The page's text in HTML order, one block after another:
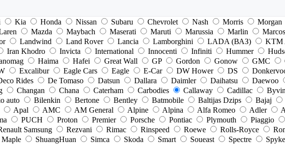
Kia Honda Nissan Subaru Chevrolet Nash Morris Morgan
Mazda Maybach Maserati Maruti Marussia Marlin Marcos
Landwind Land Rover Lancia Lamborghini LADA (ВАЗ) KTM
Iran Khodro Invicta International Innocenti Infiniti Hummer
Haima Hafei Great Wall GP Gordon Gonow GMC
Excalibur Eagle Cars Eagle E-Car DW Hower DS
Rides De Tomaso Datsun Dallara Daimler Daihatsu Daewoo
Changan Chana Caterham Carbodies Callaway Cadillac Byvin
auto Bilenkin Bertone Bentley Batmobile Baltijas Dzips Bajaj
Apal AMC AM General Alpine Alpina Alfa Romeo Adler
PUCH Proton Premier Porsche Pontiac Plymouth Piaggio
Samsung Rezvani Rimac Rinspeed Roewe Rolls-Royce
Maple ShuangHuan Simca Skoda Smart Soueast Spectre